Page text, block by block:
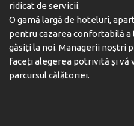
Sports/
While the adults swim a
children can enjoy
swimming area. Sun
on the sun terrace. The hot
ridicat de servicii.
O gamă largă de hoteluri,
pentru cazarea confortabilă
găsiți la noi. Managerii noștri
faceți alegerea potrivită și vă
parcursul călătoriei.